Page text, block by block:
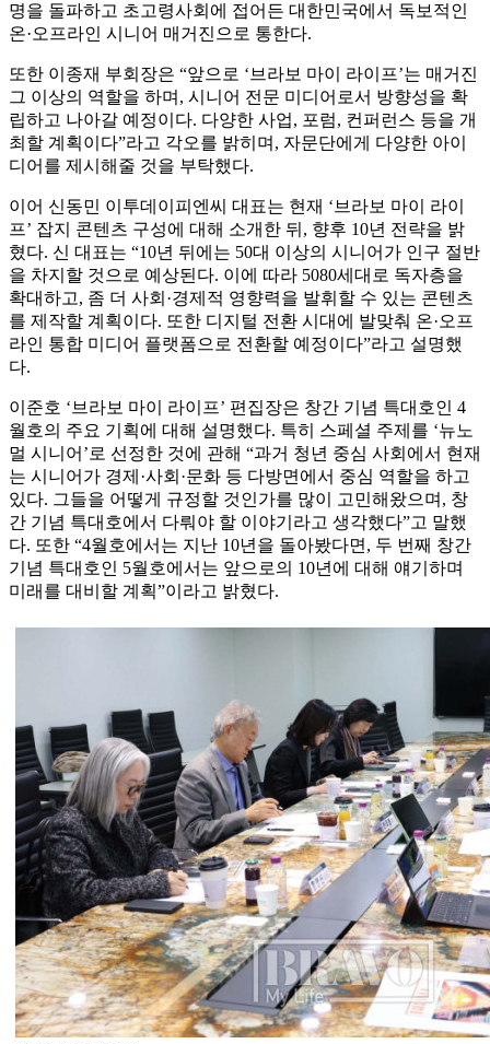
명을 돌파하고 초고령사회에 접어든 대한민국에서 독보적인
온·오프라인 시니어 매거진으로 통한다.
또한 이종재 부회장은 “앞으로 ‘브라보 마이 라이프’는 매거진
그 이상의 역할을 하며, 시니어 전문 미디어로서 방향성을 확
립하고 나아갈 예정이다. 다양한 사업, 포럼, 컨퍼런스 등을 개
최할 계획이다”라고 각오를 밝히며, 자문단에게 다양한 아이
디어를 제시해줄 것을 부탁했다.
이어 신동민 이투데이피엔씨 대표는 현재 ‘브라보 마이 라이
프’ 잡지 콘텐츠 구성에 대해 소개한 뒤, 향후 10년 전략을 밝
혔다. 신 대표는 “10년 뒤에는 50대 이상의 시니어가 인구 절반
을 차지할 것으로 예상된다. 이에 따라 5080세대로 독자층을
확대하고, 좀 더 사회·경제적 영향력을 발휘할 수 있는 콘텐츠
를 제작할 계획이다. 또한 디지털 전환 시대에 발맞춰 온·오프
라인 통합 미디어 플랫폼으로 전환할 예정이다”라고 설명했
다.
이준호 ‘브라보 마이 라이프’ 편집장은 창간 기념 특대호인 4
월호의 주요 기획에 대해 설명했다. 특히 스페셜 주제를 ‘뉴노
멀 시니어’로 선정한 것에 관해 “과거 청년 중심 사회에서 현재
는 시니어가 경제·사회·문화 등 다방면에서 중심 역할을 하고
있다. 그들을 어떻게 규정할 것인가를 많이 고민해왔으며, 창
간 기념 특대호에서 다뤄야 할 이야기라고 생각했다”고 말했
다. 또한 “4월호에서는 지난 10년을 돌아봤다면, 두 번째 창간
기념 특대호인 5월호에서는 앞으로의 10년에 대해 얘기하며
미래를 대비할 계획”이라고 밝혔다.